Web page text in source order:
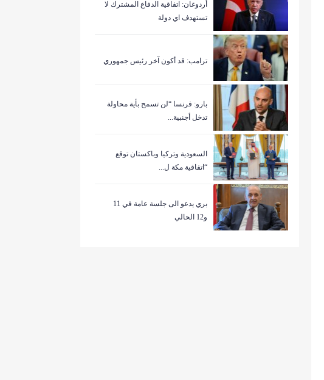
أردوغان: اتفاقية الدفاع المشترك لا
تستهدف اي دولة
ترامب: قد أكون آخر رئيس جمهوري
بارو: فرنسا “لن تسمح بأية محاولة
تدخل أجنبية...
السعودية وتركيا وباكستان توقع
“اتفاقية مكة ل...
بري يدعو الى جلسة عامة في 11
و12 الحالي